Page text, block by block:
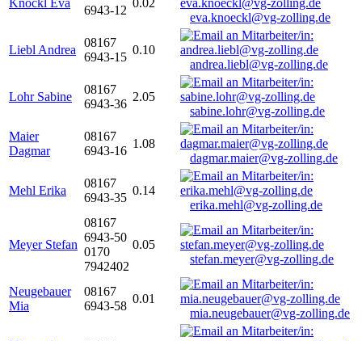
Knöckl Eva
6943-12
0.02
eva.knoeckl@vg-zolling.de
Liebl Andrea
08167
6943-15
0.10
andrea.liebl@vg-zolling.de
Lohr Sabine
08167
6943-36
2.05
sabine.lohr@vg-zolling.de
Maier
Dagmar
08167
6943-16
1.08
dagmar.maier@vg-zolling.de
Mehl Erika
08167
6943-35
0.14
erika.mehl@vg-zolling.de
Meyer Stefan
08167
6943-50
0170
7942402
0.05
stefan.meyer@vg-zolling.de
Neugebauer
Mia
08167
6943-58
0.01
mia.neugebauer@vg-zolling.de